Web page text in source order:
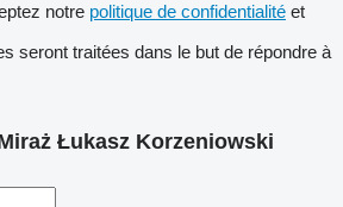
notre politique de confidentialité et
seront traitées dans le but de répondre à
Łukasz Korzeniowski